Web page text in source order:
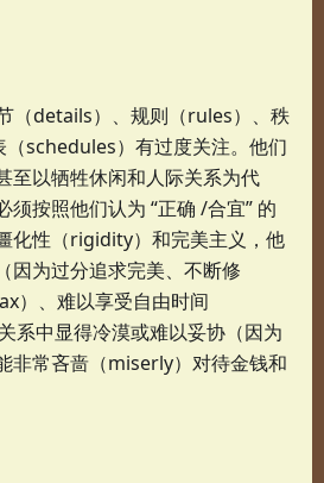
（details）、规则（rules）、秩
schedules）有过度关注。他们
至以牺牲休闲和人际关系为代
须按照他们认为 “正确 /合宜” 的
化性（rigidity）和完美主义，他
因为过分追求完美、不断修
）、难以享受自由时间
系中显得冷漠或难以妥协（因为
非常吝啬（miserly）对待金钱和